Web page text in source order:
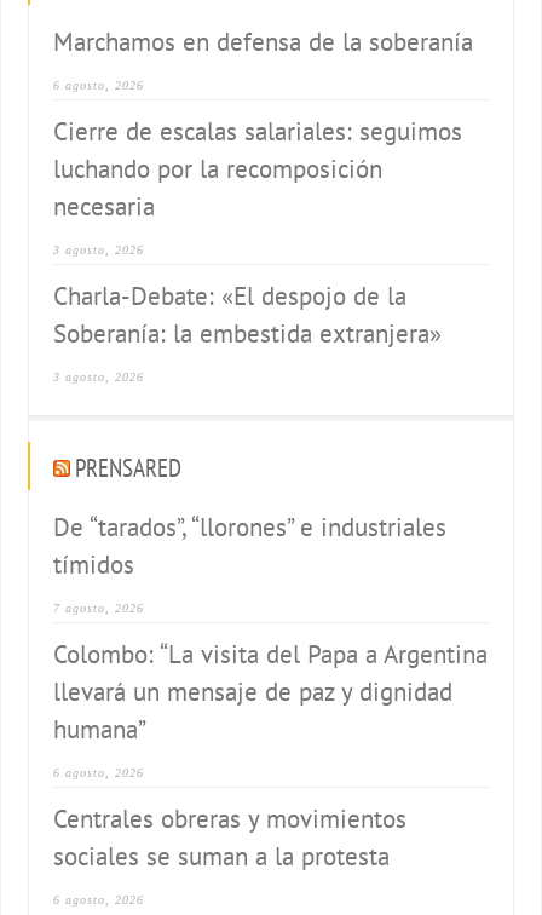
Marchamos en defensa de la soberanía
6 agosto, 2026
Cierre de escalas salariales: seguimos
luchando por la recomposición
necesaria
3 agosto, 2026
Charla-Debate: «El despojo de la
Soberanía: la embestida extranjera»
3 agosto, 2026
PRENSARED
De “tarados”, “llorones” e industriales
tímidos
7 agosto, 2026
Colombo: “La visita del Papa a Argentina
llevará un mensaje de paz y dignidad
humana”
6 agosto, 2026
Centrales obreras y movimientos
sociales se suman a la protesta
6 agosto, 2026